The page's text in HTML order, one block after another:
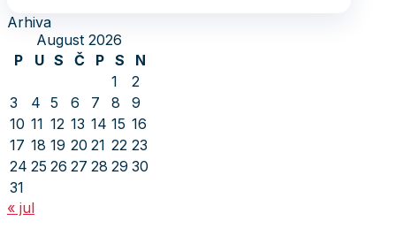
Arhiva
August 2026
P
U S Č P S
N
1
2
3
4 5 6 7 8
9
10 11 12 13 14 15 16
17 18 19 20 21 22 23
24 25 26 27 28 29 30
31
« jul